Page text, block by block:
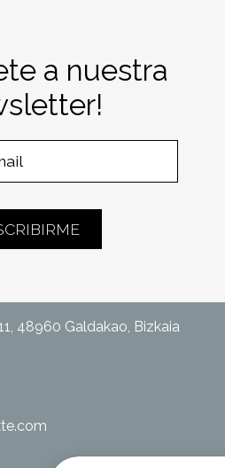
a nuestra
48960 Galdakao, Bizkaia